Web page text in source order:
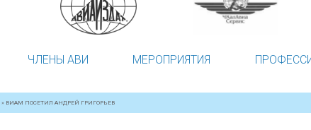
ЧЛЕНЫ АВИ МЕРОПРИЯТИЯ
» ВИАМ ПОСЕТИЛ АНДРЕЙ ГРИГОРЬЕВ